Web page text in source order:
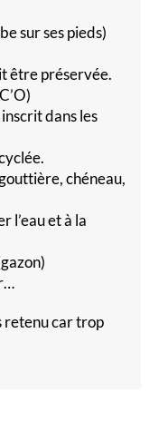
sur ses pieds)
être préservée.
dans les
chéneau,
l’eau et à la
retenu car trop